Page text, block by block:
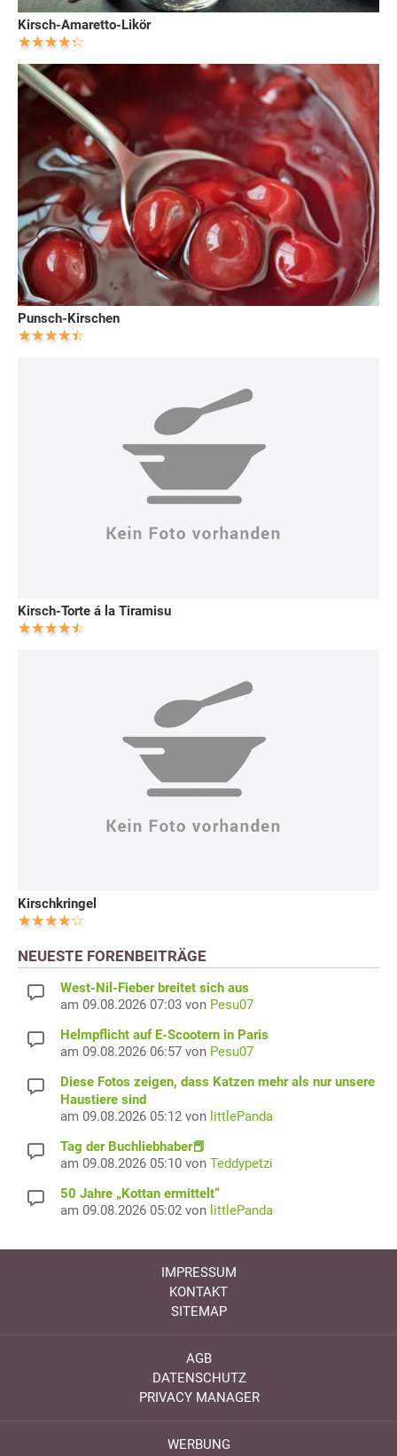
Kirsch-Amaretto-Likör
Punsch-Kirschen
Kirsch-Torte á la Tiramisu
Kirschkringel
NEUESTE FORENBEITRÄGE
West-Nil-Fieber breitet sich aus
am 09.08.2026 07:03 von Pesu07
Helmpflicht auf E-Scootern in Paris
am 09.08.2026 06:57 von Pesu07
Diese Fotos zeigen, dass Katzen mehr als nur unsere
Haustiere sind
am 09.08.2026 05:12 von littlePanda
Tag der Buchliebhaber📕
am 09.08.2026 05:10 von Teddypetzi
50 Jahre „Kottan ermittelt“
am 09.08.2026 05:02 von littlePanda
IMPRESSUM
KONTAKT
SITEMAP
AGB
DATENSCHUTZ
PRIVACY MANAGER
WERBUNG